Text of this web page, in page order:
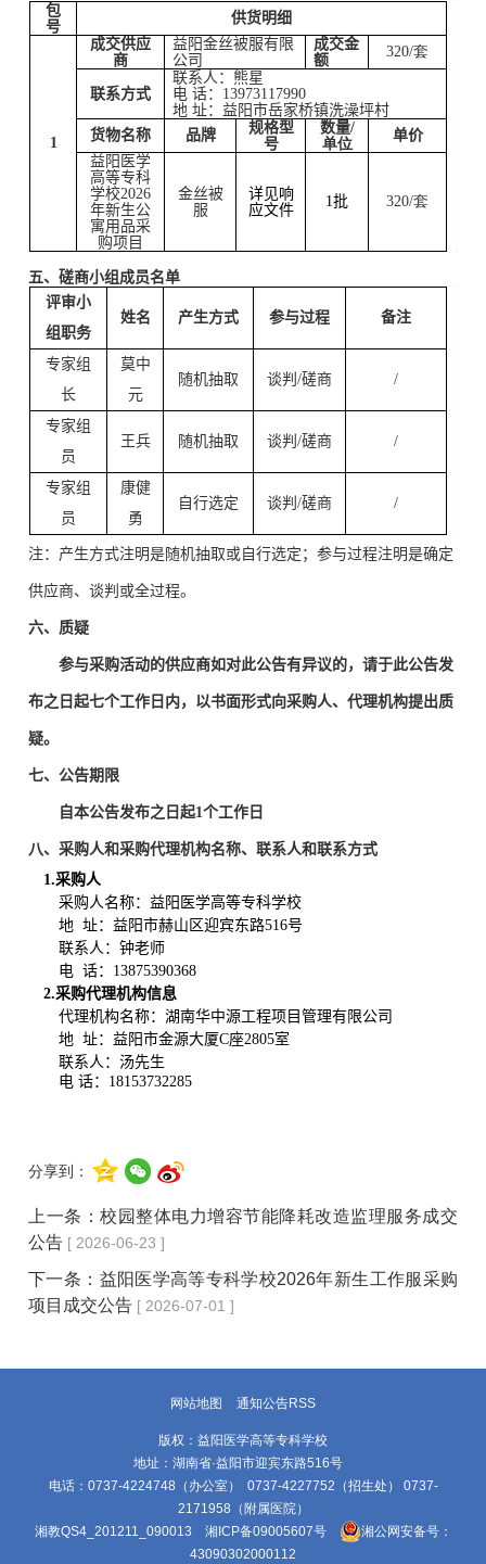
包
号
供货明细
1
成交供应
商
益阳金丝被服有限
公司
成交金
额
320/套
联系方式
联系人： 熊星
电 话： 13973117990
地 址： 益阳市岳家桥镇洗澡坪村
货物名称
品牌
规格型
号
数量/
单位
单价
益阳医学
高等专科
学校2026
年新生公
寓用品采
购项目
金丝被
服
详见响
应文件
1批 320/套
五、磋商小组成员名单
评审小
组职务
姓名 产生方式 参与过程 备注
专家组
长
莫中
元
随机抽取 谈判/磋商 /
专家组
员
王兵 随机抽取 谈判/磋商 /
专家组
员
康健
勇
自行选定 谈判/磋商 /
注：产生方式注明是随机抽取或自行选定；参与过程注明是确定
供应商、谈判或全过程。
六、质疑
参与采购活动的供应商如对此公告有异议的，请于此公告发
布之日起七个工作日内，以书面形式向采购人、代理机构提出质
疑。
七、公告期限
自本公告发布之日起1个工作日
八、采购人和采购代理机构名称、联系人和联系方式
1.采购人
采购人名称：益阳医学高等专科学校
地 址：益阳市赫山区迎宾东路516号
联系人：钟老师
电 话： 13875390368
2.采购代理机构信息
代理机构名称： 湖南华中源工程项目管理有限公司
地 址：益阳市金源大厦C座2805室
联系人： 汤先生
电 话： 18153732285
分享到：
上一条：校园整体电力增容节能降耗改造监理服务成交
公告 [ 2026-06-23 ]
下一条： 益阳医学高等专科学校2026年新生工作服采购
项目成交公告 [ 2026-07-01 ]
网站地图 通知公告RSS
版权：益阳医学高等专科学校
地址：湖南省·益阳市迎宾东路516号
电话：0737-4224748（办公室） 0737-4227752（招生处） 0737-
2171958（附属医院）
湘教QS4_201211_090013 湘ICP备09005607号
湘公网安备号：
43090302000112